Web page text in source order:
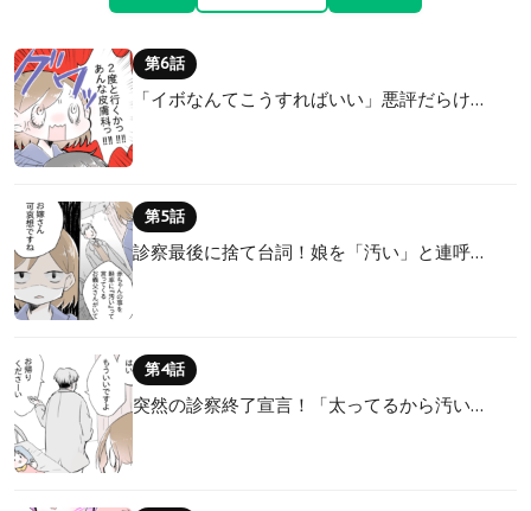
第6話
「イボなんてこうすればいい」悪評だらけ…
第5話
診察最後に捨て台詞！娘を「汚い」と連呼…
第4話
突然の診察終了宣言！「太ってるから汚い…